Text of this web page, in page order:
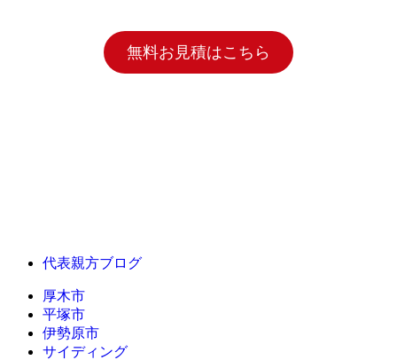
無料お見積はこちら
代表親方ブログ
厚木市
平塚市
伊勢原市
サイディング